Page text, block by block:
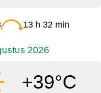
13 h 32 min
2026
+39°C